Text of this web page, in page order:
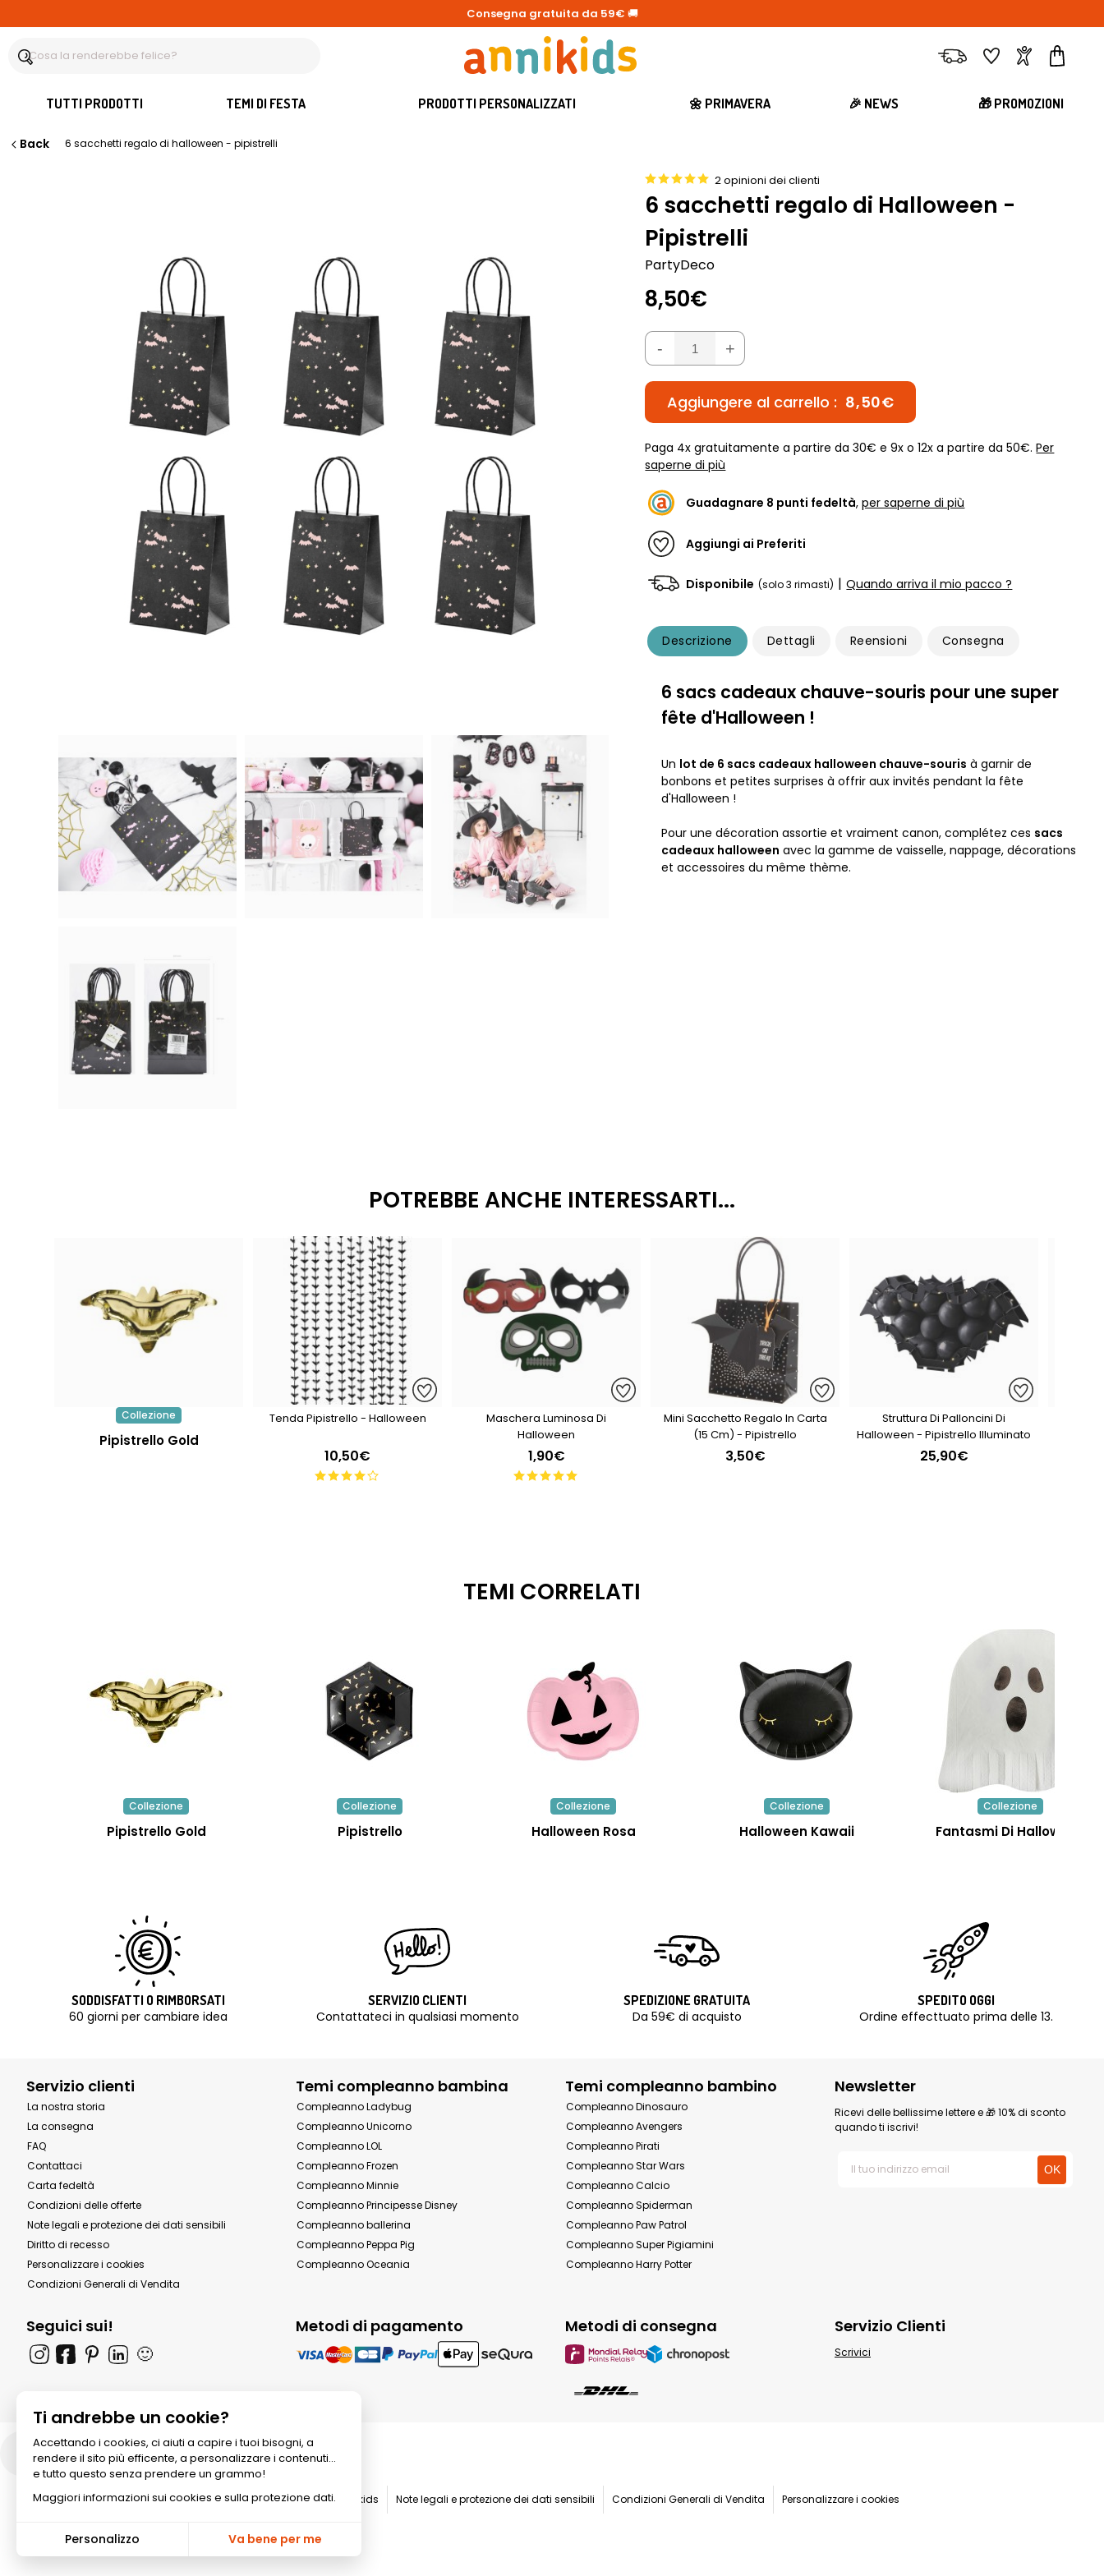
Consegna gratuita da 59€ 🚚
ConsegnaPreferitiAccount
TUTTI PRODOTTI TEMI DI FESTA PRODOTTI PERSONALIZZATI 🌼 PRIMAVERA 🎉 NEWS 🎁 PROMOZIONI
Back 6 sacchetti regalo di halloween - pipistrelli
2 opinioni dei clienti
6 sacchetti regalo di Halloween -
Pipistrelli
PartyDeco
8,50€
- +
Aggiungere al carrello : 8,50€
Paga 4x gratuitamente a partire da 30€ e 9x o 12x a partire da 50€.Per
saperne di più
Guadagnare 8 punti fedeltà,per saperne di più
Aggiungi ai Preferiti
Disponibile (solo 3 rimasti) | Quando arriva il mio pacco ?
Descrizione Dettagli Reensioni Consegna
6 sacs cadeaux chauve-souris pour une super
fête d'Halloween !
Un lot de 6 sacs cadeaux halloween chauve-souris à garnir de
bonbons et petites surprises à offrir aux invités pendant la fête
d'Halloween !
Pour une décoration assortie et vraiment canon, complétez ces sacs
cadeaux halloween avec la gamme de vaisselle, nappage, décorations
et accessoires du même thème.
POTREBBE ANCHE INTERESSARTI...
Collezione
Pipistrello Gold
Tenda Pipistrello - Halloween
10,50€
Maschera Luminosa Di
Halloween
1,90€
Mini Sacchetto Regalo In Carta
(15 Cm) - Pipistrello
3,50€
Struttura Di Palloncini Di
Halloween - Pipistrello Illuminato
25,90€
TEMI CORRELATI
Collezione
Pipistrello Gold
Collezione
Pipistrello
Collezione
Halloween Rosa
Collezione
Halloween Kawaii
Collezione
Fantasmi Di Halloween
SODDISFATTI O RIMBORSATI
60 giorni per cambiare idea
SERVIZIO CLIENTI
Contattateci in qualsiasi momento
SPEDIZIONE GRATUITA
Da 59€ di acquisto
SPEDITO OGGI
Ordine effecttuato prima delle 13.
Servizio clienti
La nostra storia
La consegna
FAQ
Contattaci
Carta fedeltà
Condizioni delle offerte
Note legali e protezione dei dati sensibili
Diritto di recesso
Personalizzare i cookies
Condizioni Generali di Vendita
Temi compleanno bambina
Compleanno Ladybug
Compleanno Unicorno
Compleanno LOL
Compleanno Frozen
Compleanno Minnie
Compleanno Principesse Disney
Compleanno ballerina
Compleanno Peppa Pig
Compleanno Oceania
Temi compleanno bambino
Compleanno Dinosauro
Compleanno Avengers
Compleanno Pirati
Compleanno Star Wars
Compleanno Calcio
Compleanno Spiderman
Compleanno Paw Patrol
Compleanno Super Pigiamini
Compleanno Harry Potter
Newsletter
Ricevi delle bellissime lettere e 🎁 10% di sconto
quando ti iscrivi!
Seguici sui!
🙂
Metodi di pagamento Metodi di consegna Servizio Clienti
Scrivici
Ti andrebbe un cookie?
Accettando i cookies, ci aiuti a capire i tuoi bisogni, a
rendere il sito più efficente, a personalizzare i contenuti...
e tutto questo senza prendere un grammo!
Maggiori informazioni sui cookies e sulla protezione dati.
Personalizzo Va bene per me
Italia
© 2026 All rights reserved. Annikids Note legali e protezione dei dati sensibili Condizioni Generali di Vendita Personalizzare i cookies